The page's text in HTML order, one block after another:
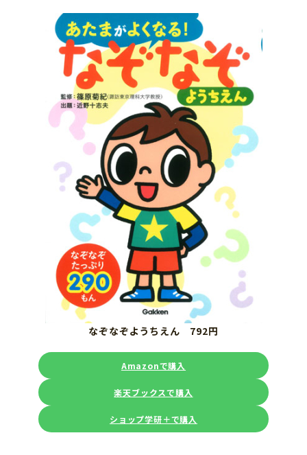
なぞなぞようちえん 792円
Amazonで購入
楽天ブックスで購入
ショップ学研＋で購入